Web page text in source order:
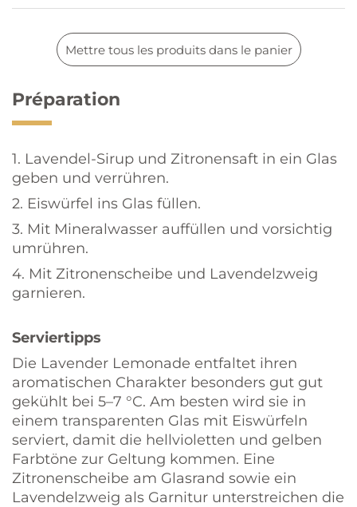
Mettre tous les produits dans le panier
Préparation
1. Lavendel-Sirup und Zitronensaft in ein Glas
geben und verrühren.
2. Eiswürfel ins Glas füllen.
3. Mit Mineralwasser auffüllen und vorsichtig
umrühren.
4. Mit Zitronenscheibe und Lavendelzweig
garnieren.
Serviertipps
Die Lavender Lemonade entfaltet ihren
aromatischen Charakter besonders gut gut
gekühlt bei 5–7 °C. Am besten wird sie in
einem transparenten Glas mit Eiswürfeln
serviert, damit die hellvioletten und gelben
Farbtöne zur Geltung kommen. Eine
Zitronenscheibe am Glasrand sowie ein
Lavendelzweig als Garnitur unterstreichen die